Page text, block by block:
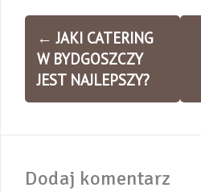
Zobacz
wpisy
← JAKI CATERING
W BYDGOSZCZY
JEST NAJLEPSZY?
Dodaj komentarz